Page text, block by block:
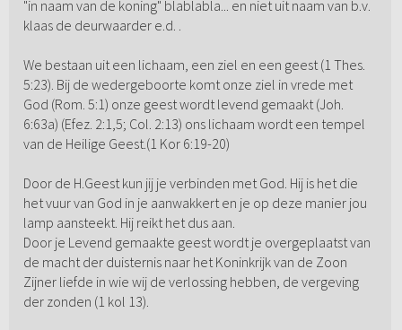
"in naam van de koning" blablabla... en niet uit naam van b.v.
klaas de deurwaarder e.d. .
We bestaan uit een lichaam, een ziel en een geest (1 Thes.
5:23). Bij de wedergeboorte komt onze ziel in vrede met
God (Rom. 5:1) onze geest wordt levend gemaakt (Joh.
6:63a) (Efez. 2:1,5; Col. 2:13) ons lichaam wordt een tempel
van de Heilige Geest.(1 Kor 6:19-20)
Door de H.Geest kun jij je verbinden met God. Hij is het die
het vuur van God in je aanwakkert en je op deze manier jou
lamp aansteekt. Hij reikt het dus aan.
Door je Levend gemaakte geest wordt je overgeplaatst van
de macht der duisternis naar het Koninkrijk van de Zoon
Zijner liefde in wie wij de verlossing hebben, de vergeving
der zonden (1 kol 13).